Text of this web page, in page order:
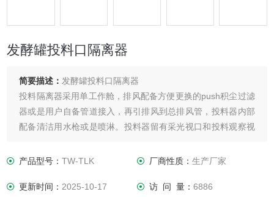
发酵罐投料口隔离器
简要描述：发酵罐投料口隔离器
投料隔离器采用单工作舱，排风配备方便更换的push积尘过滤
器或是用户自备管道接入，再引排风到总排风管，投料器内部
配备清洁用水枪或是喷淋。投料器留有采光视口和投料观察视
角处理打磨抛光到0.8Ra，外部1.2 Ra，符合人体工程学设计
产品型号：TW-TLK 厂商性质： 生产厂家
更新时间：2025-10-17 访 问 量： 6886